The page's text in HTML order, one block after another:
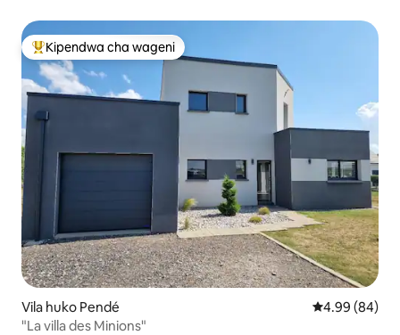
Kipendwa maarufu cha wageni
Kipendwa cha wageni
Vila huko Pendé Ukadiriaji wa
4.99 (84)
"La villa des Minions"